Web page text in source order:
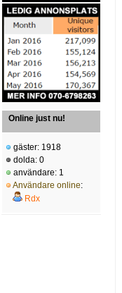
Online just nu!
gäster: 1918
dolda: 0
användare: 1
Användare online:
Rdx